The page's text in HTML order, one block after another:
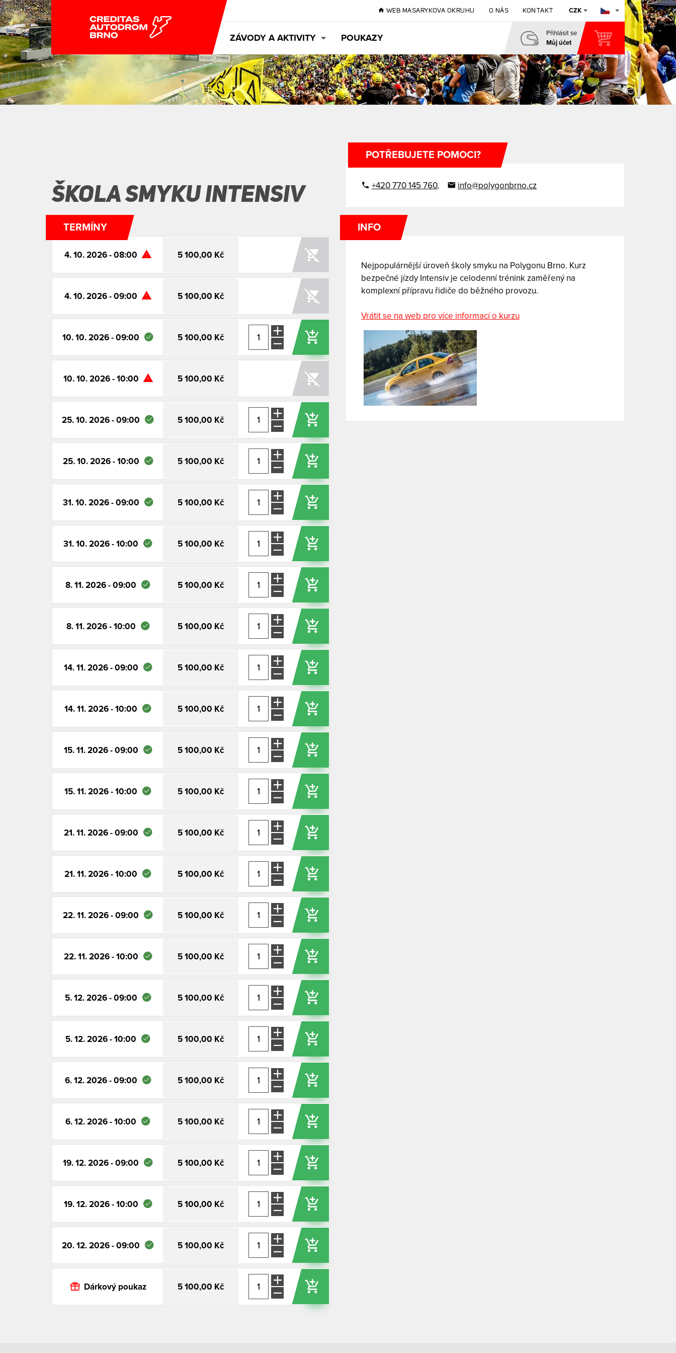
WEB MASARYKOVA OKRUHU O NÁS KONTAKT CZK
ZÁVODY A AKTIVITY
ZÁVODY POLYGON BRNO MOTOŠKOLY JÍZDY VEŘEJNOSTI MOTOKÁRY OFFROAD PARK
POUKAZY
Přihlásit se
Můj účet
PŘIHLÁSIT SE
ZÁVODY
OFFROAD PARK
WEB MASARYKOVA OKRUHU
ŠKOLA SMYKU INTENSIV
POTŘEBUJETE POMOCI?
+420 770 145 760, info@polygonbrno.cz
TERMÍNY
4. 10. 2026 - 08:00 5 100,00 Kč
4. 10. 2026 - 09:00 5 100,00 Kč
10. 10. 2026 - 09:00 5 100,00 Kč
10. 10. 2026 - 10:00 5 100,00 Kč
25. 10. 2026 - 09:00 5 100,00 Kč
25. 10. 2026 - 10:00 5 100,00 Kč
31. 10. 2026 - 09:00 5 100,00 Kč
31. 10. 2026 - 10:00 5 100,00 Kč
8. 11. 2026 - 09:00 5 100,00 Kč
8. 11. 2026 - 10:00 5 100,00 Kč
14. 11. 2026 - 09:00 5 100,00 Kč
14. 11. 2026 - 10:00 5 100,00 Kč
15. 11. 2026 - 09:00 5 100,00 Kč
15. 11. 2026 - 10:00 5 100,00 Kč
21. 11. 2026 - 09:00 5 100,00 Kč
21. 11. 2026 - 10:00 5 100,00 Kč
22. 11. 2026 - 09:00 5 100,00 Kč
22. 11. 2026 - 10:00 5 100,00 Kč
5. 12. 2026 - 09:00 5 100,00 Kč
5. 12. 2026 - 10:00 5 100,00 Kč
6. 12. 2026 - 09:00 5 100,00 Kč
6. 12. 2026 - 10:00 5 100,00 Kč
19. 12. 2026 - 09:00 5 100,00 Kč
19. 12. 2026 - 10:00 5 100,00 Kč
20. 12. 2026 - 09:00 5 100,00 Kč
Dárkový poukaz 5 100,00 Kč
INFO
Nejpopulárnější úroveň školy smyku na Polygonu Brno. Kurz
bezpečné jízdy Intensiv je celodenní trénink zaměřený na
komplexní přípravu řidiče do běžného provozu.
Vrátit se na web pro více informací o kurzu